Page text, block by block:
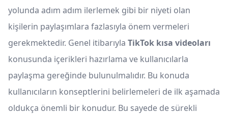
yolunda adım adım ilerlemek gibi bir niyeti olan
kişilerin paylaşımlara fazlasıyla önem vermeleri
gerekmektedir. Genel itibarıyla TikTok kısa videoları
konusunda içerikleri hazırlama ve kullanıcılarla
paylaşma gereğinde bulunulmalıdır. Bu konuda
kullanıcıların konseptlerini belirlemeleri de ilk aşamada
oldukça önemli bir konudur. Bu sayede de sürekli